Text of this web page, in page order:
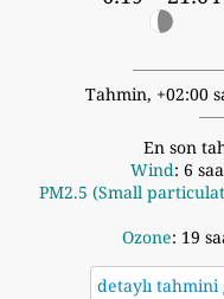
Tahmin, +02:00
En son
Wind: 6
PM2.5 (Small
Ozone: 19
detaylı tahmini